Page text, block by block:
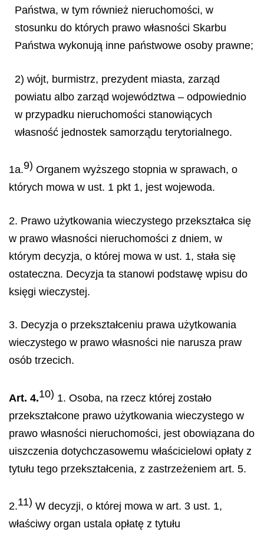
Państwa, w tym również nieruchomości, w
stosunku do których prawo własności Skarbu
Państwa wykonują inne państwowe osoby prawne;
2) wójt, burmistrz, prezydent miasta, zarząd
powiatu albo zarząd województwa – odpowiednio
w przypadku nieruchomości stanowiących
własność jednostek samorządu terytorialnego.
1a.9) Organem wyższego stopnia w sprawach, o
których mowa w ust. 1 pkt 1, jest wojewoda.
2. Prawo użytkowania wieczystego przekształca się
w prawo własności nieruchomości z dniem, w
którym decyzja, o której mowa w ust. 1, stała się
ostateczna. Decyzja ta stanowi podstawę wpisu do
księgi wieczystej.
3. Decyzja o przekształceniu prawa użytkowania
wieczystego w prawo własności nie narusza praw
osób trzecich.
Art. 4.10) 1. Osoba, na rzecz której zostało
przekształcone prawo użytkowania wieczystego w
prawo własności nieruchomości, jest obowiązana do
uiszczenia dotychczasowemu właścicielowi opłaty z
tytułu tego przekształcenia, z zastrzeżeniem art. 5.
2.11) W decyzji, o której mowa w art. 3 ust. 1,
właściwy organ ustala opłatę z tytułu